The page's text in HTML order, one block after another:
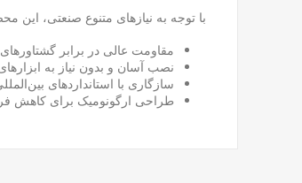
با توجه به نیازهای متنوع صنعتی،
مقاومت عالی در برابر گشتاورهای
نصب آسان و بدون نیاز به
سازگاری با استانداردهای
طراحی ارگونومیک برای کاهش